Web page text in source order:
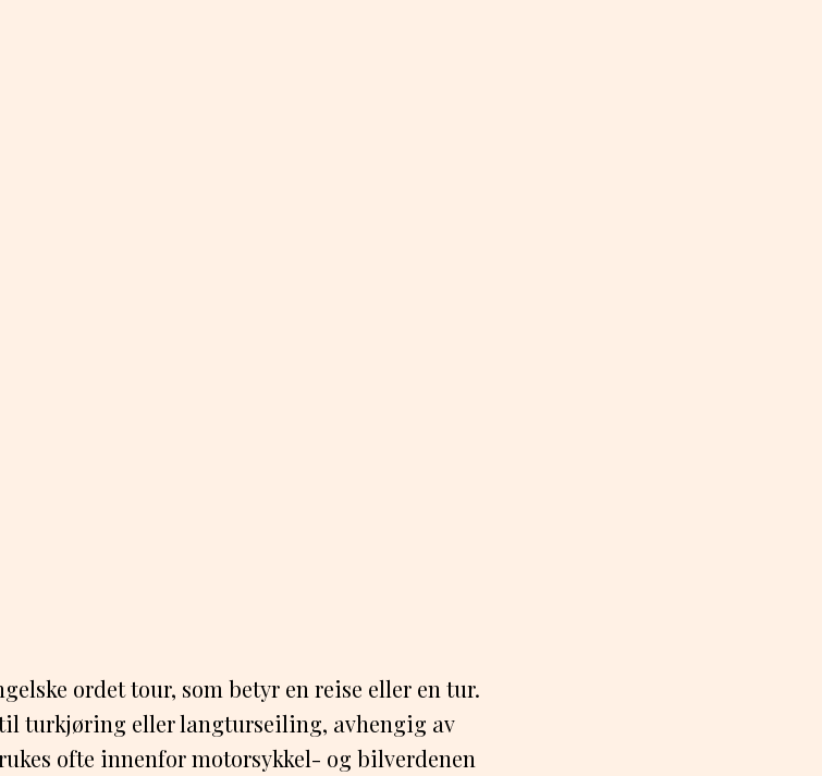
ordet tour, som betyr en reise eller en tur.
turkjøring eller langturseiling, avhengig av
ofte innenfor motorsykkel- og bilverdenen